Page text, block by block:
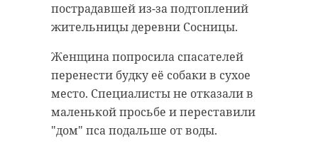
пострадавшей из-за подтоплений
жительницы деревни Сосницы.
Женщина попросила спасателей
перенести будку её собаки в сухое
место. Специалисты не отказали в
маленькой просьбе и переставили
"дом" пса подальше от воды.